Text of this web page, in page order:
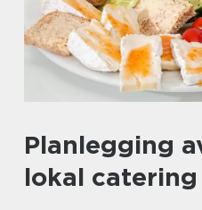
Planlegging
lokal catering